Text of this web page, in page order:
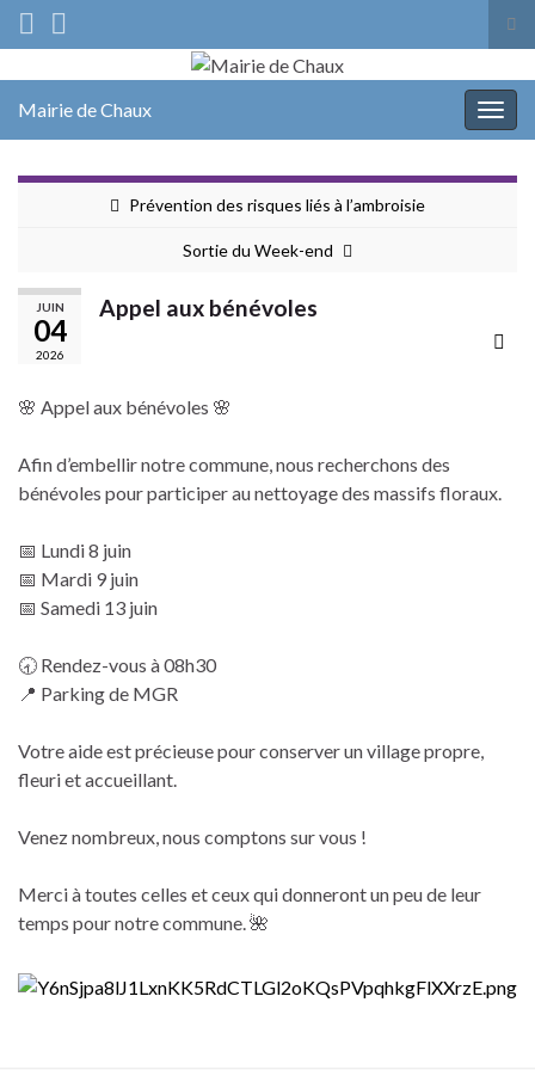
Search for:
Mairie de Chaux
Prévention des risques liés à l’ambroisie
Sortie du Week-end
JUIN
04
2026
Appel aux bénévoles
🌸 Appel aux bénévoles 🌸
Afin d’embellir notre commune, nous recherchons des
bénévoles pour participer au nettoyage des massifs floraux.
📅 Lundi 8 juin
📅 Mardi 9 juin
📅 Samedi 13 juin
🕣 Rendez-vous à 08h30
📍 Parking de MGR
Votre aide est précieuse pour conserver un village propre,
fleuri et accueillant.
Venez nombreux, nous comptons sur vous !
Merci à toutes celles et ceux qui donneront un peu de leur
temps pour notre commune. 🌺